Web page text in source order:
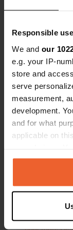
Responsible
We and our
e.g. your IP-
store and
serve
measurement,
development.
and for what
applicable on
any time from
the Privacy
Collect
which can
Contact
Casette
20213,
Code du
Passer àPRO+